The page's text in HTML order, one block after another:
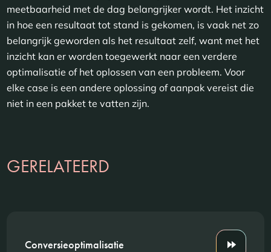
meetbaarheid met de dag belangrijker wordt. Het inzicht
in hoe een resultaat tot stand is gekomen, is vaak net zo
belangrijk geworden als het resultaat zelf, want met het
inzicht kan er worden toegewerkt naar een verdere
optimalisatie of het oplossen van een probleem. Voor
elke case is een andere oplossing of aanpak vereist die
niet in een pakket te vatten zijn.
GERELATEERD
Conversieoptimalisatie